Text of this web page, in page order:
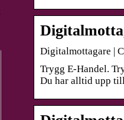
Digitalmottagare |
Trygg E-Handel.
Du har alltid upp